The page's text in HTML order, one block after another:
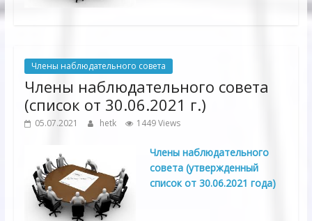
Члены наблюдательного совета
Члены наблюдательного совета
(список от 30.06.2021 г.)
05.07.2021 hetk 1449 Views
Члены наблюдательного
совета (утвержденный
список от 30.06.2021 года)